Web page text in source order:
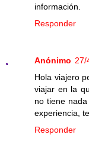
información.
Responder
Anónimo 27/
Hola viajero
viajar en la
no tiene
experiencia,
Responder